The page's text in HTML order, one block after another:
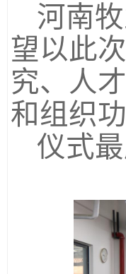
河南
望以此
究、人
和组织功
仪式